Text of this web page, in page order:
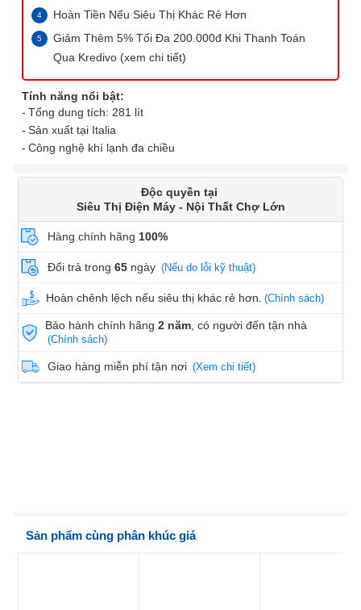
Hoàn Tiền Nếu Siêu Thị Khác Rẻ Hơn
Giảm Thêm 5% Tối Đa 200.000đ Khi Thanh Toán
Qua Kredivo (xem chi tiết)
Tính năng nổi bật:
Tổng dung tích: 281 lít
Sản xuất tại Italia
Công nghệ khí lạnh đa chiều
Độc quyền tại
Siêu Thị Điện Máy - Nội Thất Chợ Lớn
Hàng chính hãng 100%
Đổi trả trong 65 ngày (Nếu do lỗi kỹ thuật)
Hoàn chênh lệch nếu siêu thị khác rẻ hơn. (Chính sách)
Bảo hành chính hãng2 năm , có người đến tận nhà
(Chính sách)
Giao hàng miễn phí tận nơi (Xem chi tiết)
Sản phẩm cùng phân khúc giá